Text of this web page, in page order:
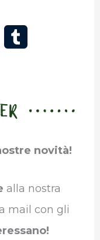
b
r novità!
alla nostra
mail con gli